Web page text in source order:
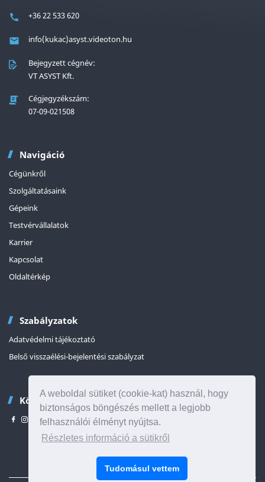
A weboldal sütiket (cookie-kat) használ, hogy
biztonságos böngészés mellett a legjobb
felhasználói élményt nyújtsa.
Részletes információ a sütikről
Tudomásul vettem
+36 22 533 620
info(kukac)asyst.videoton.hu
Bejegyzett cégnév:
VT ASYST Kft.
Cégjegyzékszám:
07-09-021508
Navigáció
Cégünkről
Szolgáltatásaink
Gépeink
Testvérvállalatok
Karrier
Kapcsolat
Oldaltérkép
Szabályzatok
Adatvédelmi tájékoztató
Belső visszaélési-bejelentési szabályzat
Kövessen minket
Az oldal tetejére